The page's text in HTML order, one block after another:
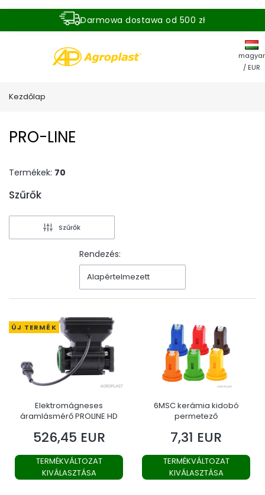
Darmowa dostawa od 500 zł
magyar
/ EUR
Kezdőlap
PRO-LINE
Termékek: 70
Szűrők
End of filters
Szűrők
Rendezés:
Alapértelmezett
ÚJ TERMÉK
Elektromágneses
áramlásmérő PROLINE HD
Ár
526,45 EUR
TERMÉKVÁLTOZAT
KIVÁLASZTÁSA
6MSC kerámia kidobó
permetező
Ár
7,31 EUR
TERMÉKVÁLTOZAT
KIVÁLASZTÁSA